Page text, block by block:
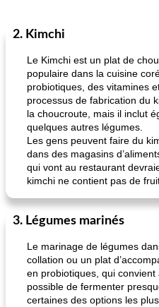
2. Kimchi
Le Kimchi est un plat de
populaire dans la cuisine
probiotiques, des vitamines
processus de fabrication du
la choucroute, mais il inclut
quelques autres légumes.
Les gens peuvent faire du
dans des magasins
qui vont au restaurant
kimchi ne contient pas de
3. Légumes marinés
Le marinage de légumes
collation ou un plat
en probiotiques, qui
possible de fermenter
certaines des options les